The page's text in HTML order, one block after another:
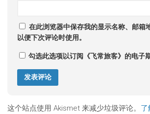
在此浏览器中保存我的显示名称、邮箱
以便下次评论时使用。
勾选此选项以订阅《飞常旅客》的电子
这个站点使用 Akismet 来减少垃圾评论。 了